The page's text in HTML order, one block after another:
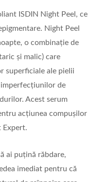
ISDIN Night Peel, ce
Night Peel
o combinație de
și malic) care
superficiale ale pielii
de
Acest serum
acțiunea compușilor
Expert.
ai puțină răbdare,
imediat pentru că